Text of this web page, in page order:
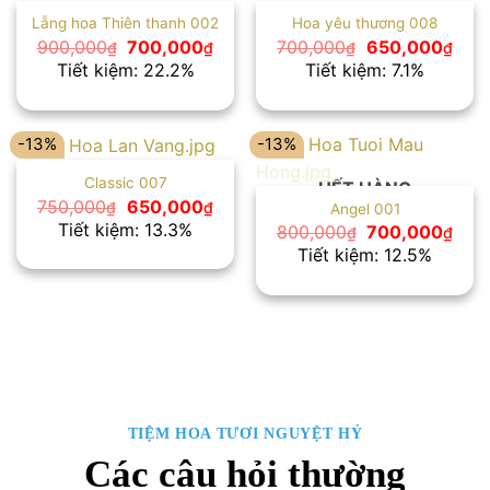
Lẵng hoa Thiên thanh 002
900,000₫ Giá
gốc
là:
700,000₫Giá
700,000₫.
Tiết kiệm: 22.2%
Hoa yêu thương 008
700,000₫ Giá
gốc
là:
650,000₫Giá
hiện
Tiết kiệm: 7.1%
-13%
Classic 007
750,000₫ Giá
gốc
là:
650,000₫Giá
hiện
650,000₫.
Tiết kiệm: 13.3%
-13%
HẾT HÀNG
Angel 001
800,000₫ Giá
gốc
là:
700,000₫Giá
là:
Tiết kiệm: 12.5%
TIỆM HOA TƯƠI NGUYỆT HỶ
Các câu hỏi thường